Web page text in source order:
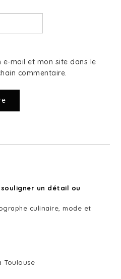
e-mail et mon site dans le
commentaire.
un détail ou
culinaire, mode et
Toulouse